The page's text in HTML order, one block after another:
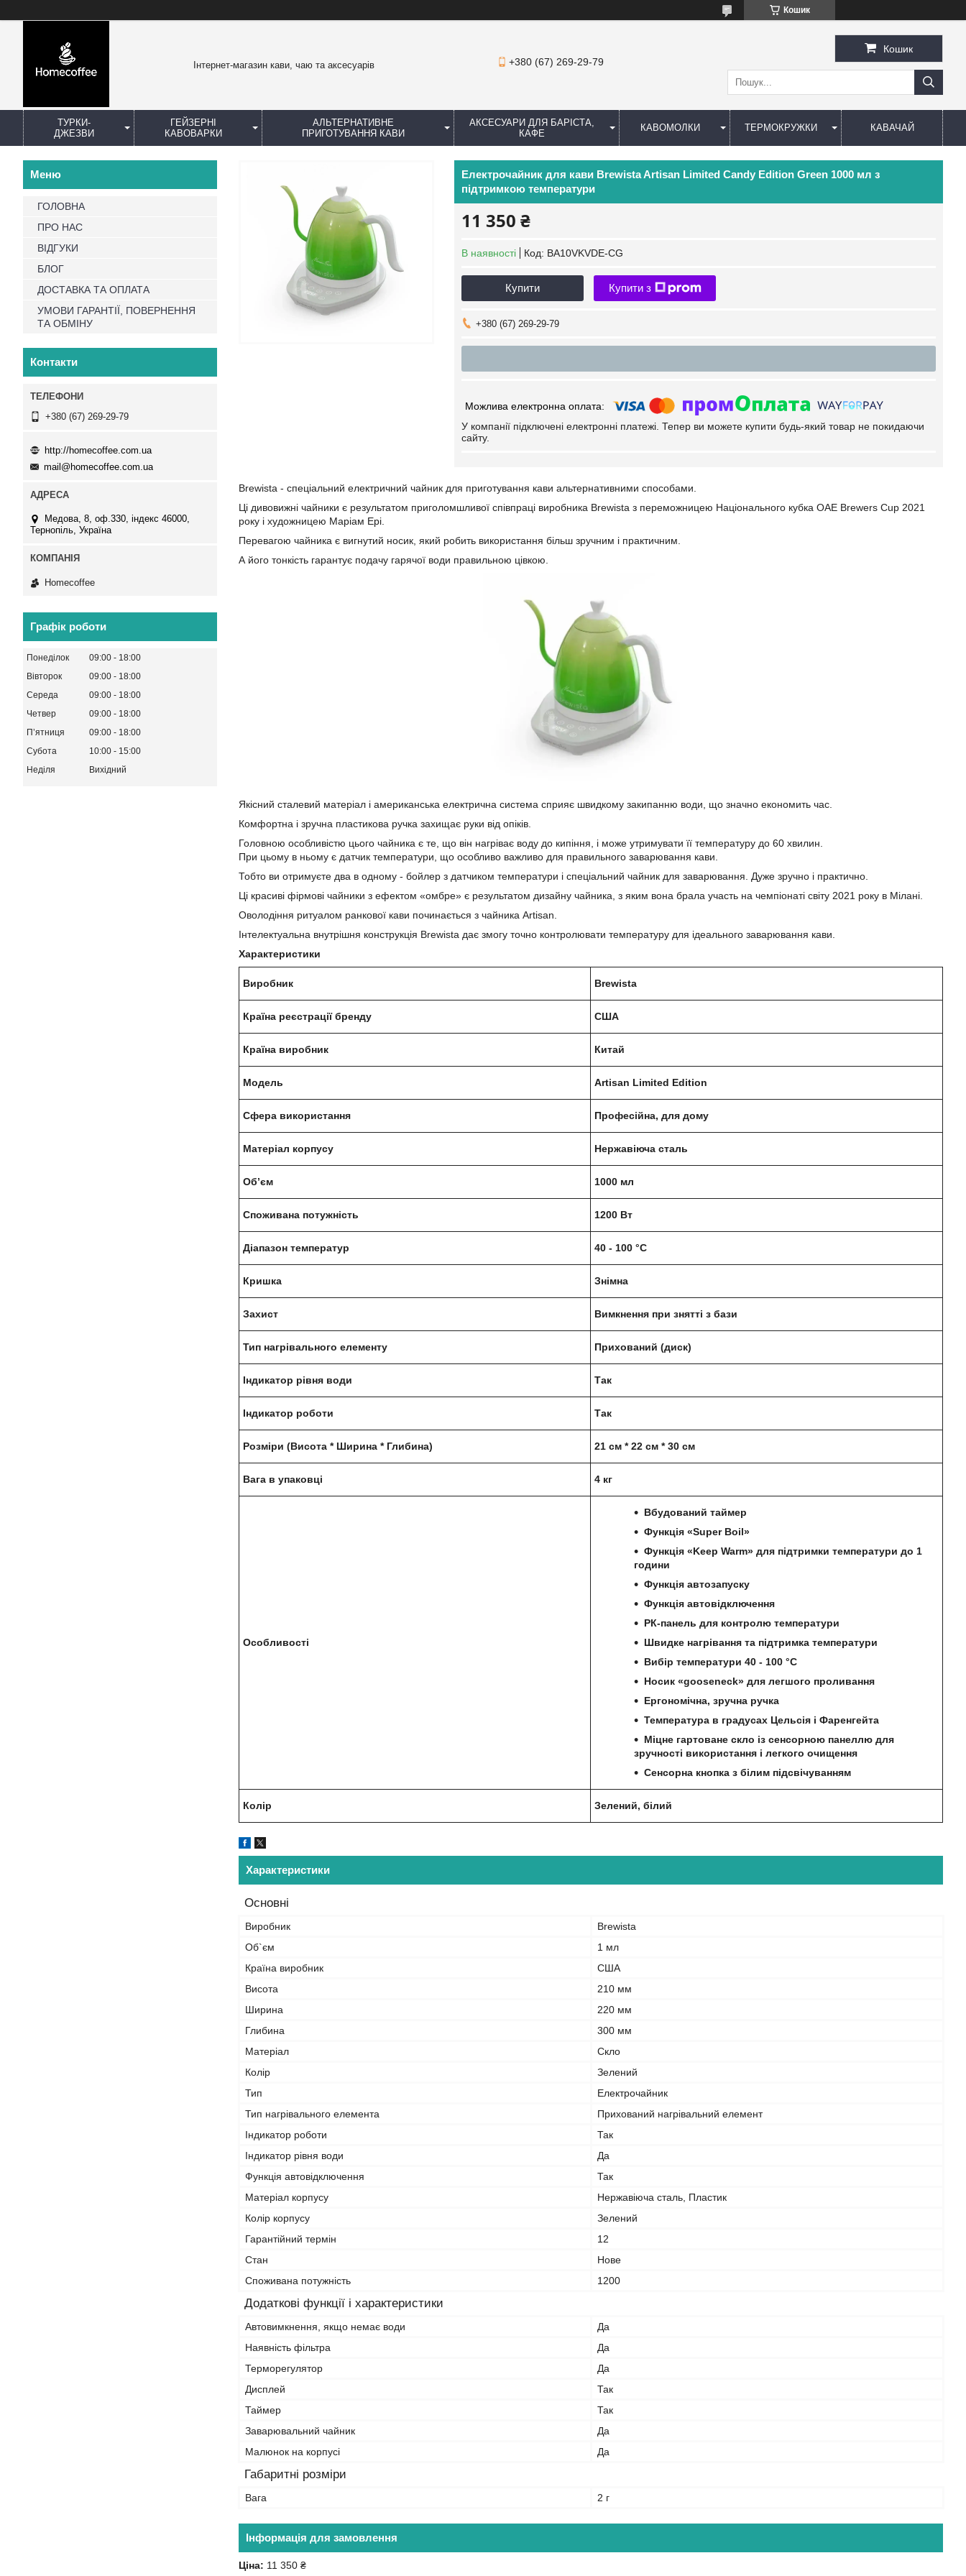
Кошик
Інтернет-магазин кави, чаю та аксесуарів +380 (67) 269-29-79
Кошик
ТУРКИ-
ДЖЕЗВИ
ГЕЙЗЕРНІ
КАВОВАРКИ
АЛЬТЕРНАТИВНЕ
ПРИГОТУВАННЯ КАВИ
АКСЕСУАРИ ДЛЯ БАРІСТА,
КАФЕ
КАВОМОЛКИ ТЕРМОКРУЖКИ КАВАЧАЙ
Електрочайник для кави Brewista Artisan Limited Candy Edition Green 1000 мл з
підтримкою температури
11 350 ₴
В наявності Код: BA10VKVDE-CG
Купити Купити з
+380 (67) 269-29-79
У компанії підключені електронні платежі. Тепер ви можете купити будь-який товар не покидаючи
сайту.
Brewista - спеціальний електричний чайник для приготування кави альтернативними способами.
Ці дивовижні чайники є результатом приголомшливої співпраці виробника Brewista з переможницею Національного кубка ОАЕ Brewers Cup 2021
року і художницею Маріам Ері.
Перевагою чайника є вигнутий носик, який робить використання більш зручним і практичним.
А його тонкість гарантує подачу гарячої води правильною цівкою.
Якісний сталевий матеріал і американська електрична система сприяє швидкому закипанню води, що значно економить час.
Комфортна і зручна пластикова ручка захищає руки від опіків.
Головною особливістю цього чайника є те, що він нагріває воду до кипіння, і може утримувати її температуру до 60 хвилин.
При цьому в ньому є датчик температури, що особливо важливо для правильного заварювання кави.
Тобто ви отримуєте два в одному - бойлер з датчиком температури і спеціальний чайник для заварювання. Дуже зручно і практично.
Ці красиві фірмові чайники з ефектом «омбре» є результатом дизайну чайника, з яким вона брала участь на чемпіонаті світу 2021 року в Мілані.
Оволодіння ритуалом ранкової кави починається з чайника Artisan.
Інтелектуальна внутрішня конструкція Brewista дає змогу точно контролювати температуру для ідеального заварювання кави.
Характеристики
Виробник Brewista
Країна реєстрації бренду США
Країна виробник Китай
Модель Artisan Limited Edition
Сфера використання Професійна, для дому
Матеріал корпусу Нержавіюча сталь
Об’єм 1000 мл
Споживана потужність 1200 Вт
Діапазон температур 40 - 100 °C
Кришка Знімна
Захист Вимкнення при знятті з бази
Тип нагрівального елементу Прихований (диск)
Індикатор рівня води Так
Індикатор роботи Так
Розміри (Висота * Ширина * Глибина) 21 см * 22 см * 30 см
Вага в упаковці 4 кг
Особливості
Вбудований таймер
Функція «Super Boil»
Функція «Keep Warm» для підтримки температури до 1
години
Функція автозапуску
Функція автовідключення
РК-панель для контролю температури
Швидке нагрівання та підтримка температури
Вибір температури 40 - 100 °C
Носик «gooseneck» для легшого проливання
Ергономічна, зручна ручка
Температура в градусах Цельсія і Фаренгейта
Міцне гартоване скло із сенсорною панеллю для
зручності використання і легкого очищення
Сенсорна кнопка з білим підсвічуванням
Колір Зелений, білий
Характеристики
Основні
Виробник
Brewista
Об`єм
1 мл
Країна виробник
США
Висота
210 мм
Ширина
220 мм
Глибина
300 мм
Матеріал
Скло
Колір
Зелений
Тип
Електрочайник
Тип нагрівального елемента
Прихований нагрівальний елемент
Індикатор роботи
Так
Індикатор рівня води
Да
Функція автовідключення
Так
Матеріал корпусу
Нержавіюча сталь, Пластик
Колір корпусу
Зелений
Гарантійний термін
12
Стан
Нове
Споживана потужність
1200
Додаткові функції і характеристики
Автовимкнення, якщо немає води
Да
Наявність фільтра
Да
Терморегулятор
Да
Дисплей
Так
Таймер
Так
Заварювальний чайник
Да
Малюнок на корпусі
Да
Габаритні розміри
Вага 2 г
Інформація для замовлення
Ціна: 11 350 ₴
ГОЛОВНА
ПРО НАС
ВІДГУКИ
БЛОГ
ДОСТАВКА ТА ОПЛАТА
УМОВИ ГАРАНТІЇ, ПОВЕРНЕННЯ
ТА ОБМІНУ
Контакти
+380 (67) 269-29-79
http://homecoffee.com.ua
mail@homecoffee.com.ua
Медова, 8, оф.330, індекс 46000,
Тернопіль, Україна
Homecoffee
Графік роботи
Понеділок 09:00
18:00
Вівторок
09:00
18:00
Середа
09:00
18:00
Четвер
09:00
18:00
Пʼятниця
09:00
18:00
Субота
10:00
15:00
Неділя
Вихідний